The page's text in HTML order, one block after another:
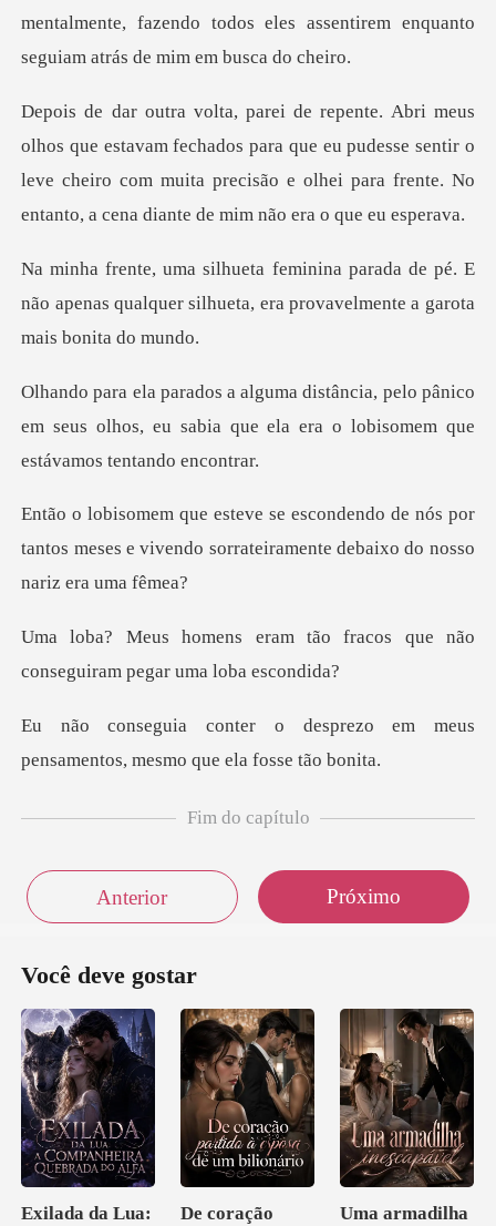
mentalmente, fazendo todos eles assentirem
echados para que eu pudesse sentir o
leve cheiro com muita precisão e olhe
a de pé. E
não apenas qualquer silhueta, era
elo pânico
em seus olhos, eu sabia que ela era
de nós por
tantos meses e vivendo sorrateir
tão fracos que não
consegui
prezo em meus
pensamentos, me
Fim do capítulo
Anterior Próximo
Você deve gostar
Exilada da Lua:
De coração
Uma armadilha